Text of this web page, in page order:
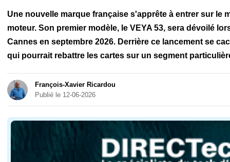
Une nouvelle marque française s'apprête à entrer sur le
moteur. Son premier modèle, le VEYA 53, sera dévoilé
Cannes en septembre 2026. Derrière ce lancement se
qui pourrait rebattre les cartes sur un segment
François-Xavier Ricardou
Publié le 12-06-2026